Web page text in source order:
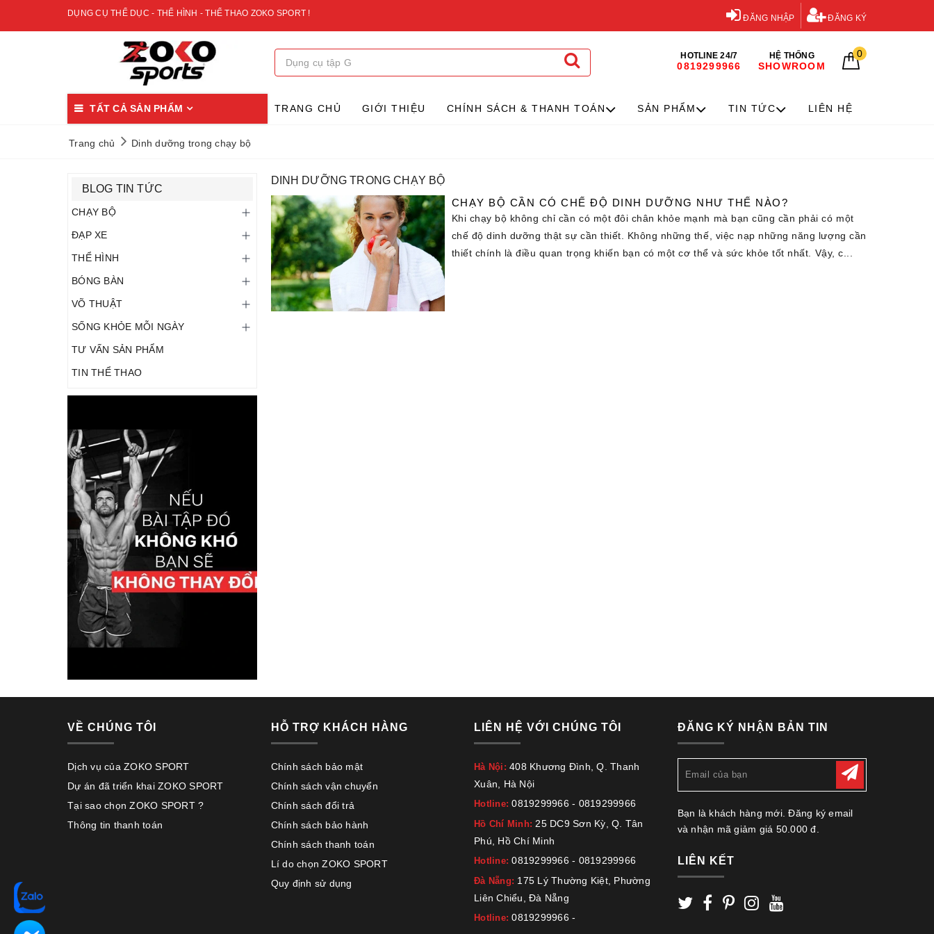
DỤNG CỤ THỂ DỤC - THỂ HÌNH - THỂ THAO ZOKO SPORT ! ĐĂNG NHẬP ĐĂNG KÝ
HOTLINE 24/7
0819299966
HỆ THỐNG
SHOWROOM
0
TẤT CẢ SẢN PHẨM TRANG CHỦ GIỚI THIỆU CHÍNH SÁCH & THANH TOÁN SẢN PHẨM TIN TỨC LIÊN HỆ
Trang chủ Dinh dưỡng trong chạy bộ
DINH DƯỠNG TRONG CHẠY BỘ
CHẠY BỘ CẦN CÓ CHẾ ĐỘ DINH DƯỠNG NHƯ THẾ NÀO?
Khi chạy bộ không chỉ cần có một đôi chân khỏe mạnh mà bạn cũng cần phải có một
chế độ dinh dưỡng thật sự cần thiết. Không những thế, việc nạp những năng lượng cần
thiết chính là điều quan trọng khiến bạn có một cơ thể và sức khỏe tốt nhất. Vậy, c...
BLOG TIN TỨC
CHẠY BỘ
ĐẠP XE
THỂ HÌNH
BÓNG BÀN
VÕ THUẬT
SỐNG KHỎE MỖI NGÀY
TƯ VẤN SẢN PHẨM
TIN THỂ THAO
VỀ CHÚNG TÔI
Dịch vụ của ZOKO SPORT
Dự án đã triển khai ZOKO SPORT
Tại sao chọn ZOKO SPORT ?
Thông tin thanh toán
HỖ TRỢ KHÁCH HÀNG
Chính sách bảo mật
Chính sách vận chuyển
Chính sách đổi trả
Chính sách bảo hành
Chính sách thanh toán
Lí do chọn ZOKO SPORT
Quy định sử dụng
LIÊN HỆ VỚI CHÚNG TÔI
Hà Nội: 408 Khương Đình, Q. Thanh
Xuân, Hà Nội
Hotline:0819299966 - 0819299966
Hồ Chí Minh: 25 DC9 Sơn Kỳ, Q. Tân
Phú, Hồ Chí Minh
Hotline:0819299966 - 0819299966
Đà Nẵng: 175 Lý Thường Kiệt, Phường
Liên Chiểu, Đà Nẵng
Hotline:0819299966 -
ĐĂNG KÝ NHẬN BẢN TIN
Bạn là khách hàng mới. Đăng ký email
và nhận mã giảm giá 50.000 đ.
LIÊN KẾT